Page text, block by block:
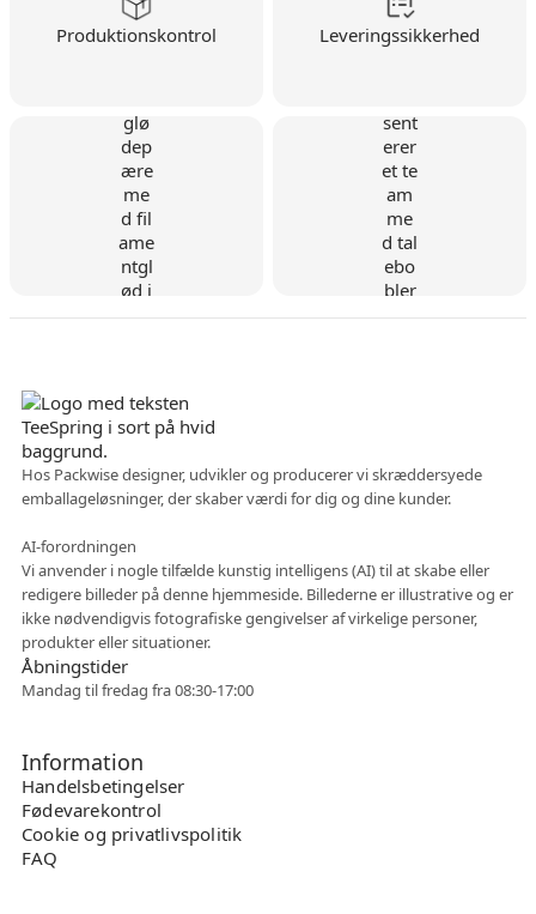
Produktionskontrol Leveringssikkerhed
Hos Packwise designer, udvikler og producerer vi skræddersyede
emballageløsninger, der skaber værdi for dig og dine kunder.
AI-forordningen
Vi anvender i nogle tilfælde kunstig intelligens (AI) til at skabe eller
redigere billeder på denne hjemmeside. Billederne er illustrative og er
ikke nødvendigvis fotografiske gengivelser af virkelige personer,
produkter eller situationer.
Åbningstider
Mandag til fredag fra 08:30-17:00
Information
Handelsbetingelser
Fødevarekontrol
Cookie og privatlivspolitik
FAQ